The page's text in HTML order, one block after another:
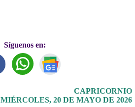
Síguenos en:
CAPRICORNIO
MIÉRCOLES, 20 DE MAYO DE 2026